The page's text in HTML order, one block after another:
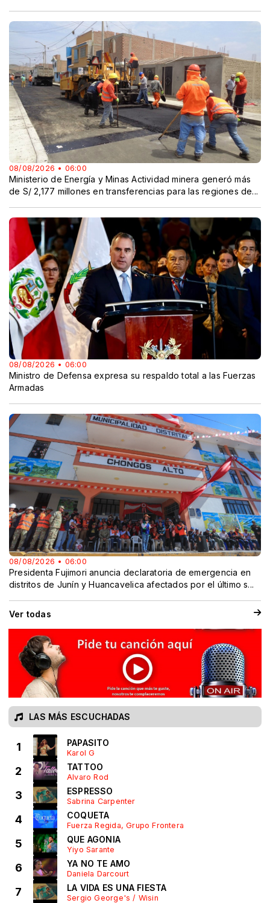
08/08/2026 • 06:00
Ministerio de Energía y Minas Actividad minera generó más
de S/ 2,177 millones en transferencias para las regiones de...
08/08/2026 • 06:00
Ministro de Defensa expresa su respaldo total a las Fuerzas
Armadas
08/08/2026 • 06:00
Presidenta Fujimori anuncia declaratoria de emergencia en
distritos de Junín y Huancavelica afectados por el último s...
Ver todas
LAS MÁS ESCUCHADAS
1 PAPASITO
Karol G
2 TATTOO
Alvaro Rod
3 ESPRESSO
Sabrina Carpenter
4 COQUETA
Fuerza Regida, Grupo Frontera
5 QUE AGONIA
Yiyo Sarante
6 YA NO TE AMO
Daniela Darcourt
7 LA VIDA ES UNA FIESTA
Sergio George's / Wisin